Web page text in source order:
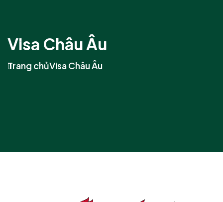
Visa Châu Âu
Trang chủVisa Châu Âu